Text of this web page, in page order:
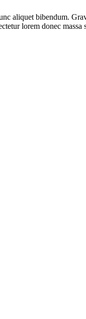
aliquet bibendum.
lorem donec massa